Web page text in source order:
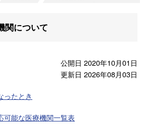
関について
公開日 2020年10月01日
更新日 2026年08月03日
ったとき
可能な医療機関一覧表